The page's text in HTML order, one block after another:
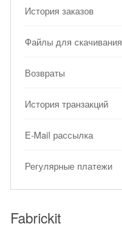
История заказов
Файлы для скачивания
Возвраты
История транзакций
E-Mail рассылка
Регулярные платежи
Fabrickit